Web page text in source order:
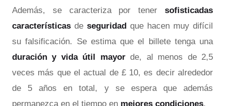
Además, se caracteriza por tener sofisticadas
características de seguridad que hacen muy difícil
su falsificación. Se estima que el billete tenga una
duración y vida útil mayorde, al menos de 2,5
veces más que el actual de £ 10, es decir alrededor
de 5 años en total, y se espera que además
permanezca en el tiempo en mejores condiciones.